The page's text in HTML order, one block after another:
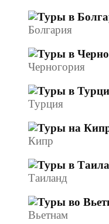
Болгария
Черногория
Турция
Кипр
Таиланд
Вьетнам